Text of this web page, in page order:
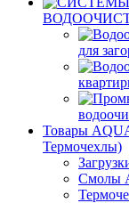
для
Товары
Термочехлы)
Смолы